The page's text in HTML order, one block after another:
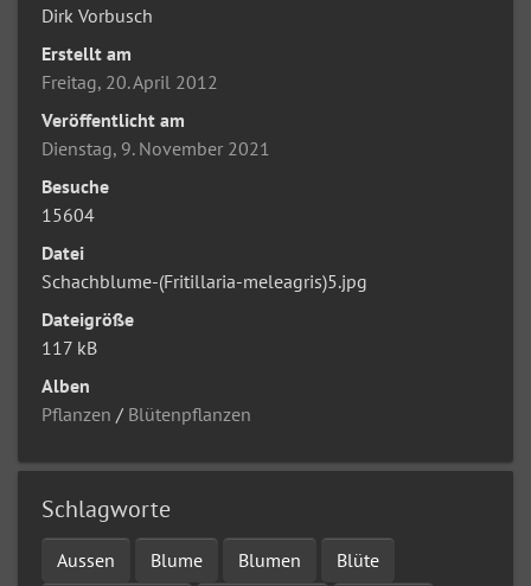
Dirk Vorbusch
Erstellt am
Freitag, 20. April 2012
Veröffentlicht am
Dienstag, 9. November 2021
Besuche
15604
Datei
Schachblume-(Fritillaria-meleagris)5.jpg
Dateigröße
117 kB
Alben
Pflanzen / Blütenpflanzen
Schlagworte
Aussen Blume Blumen
Blüte